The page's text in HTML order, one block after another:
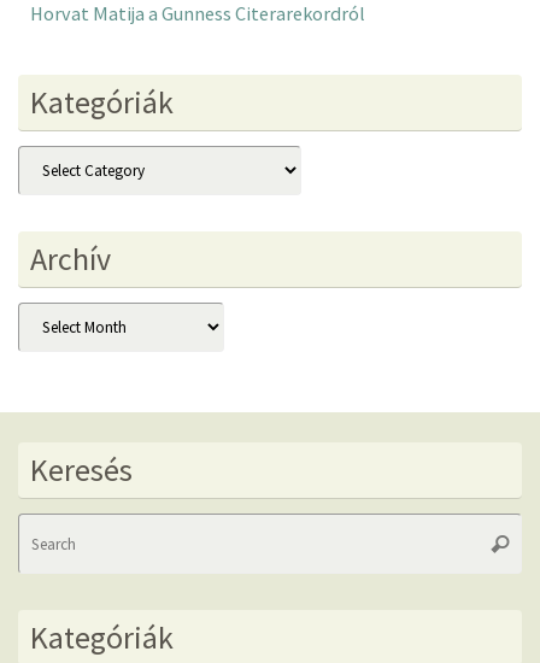
Horvat Matija a Gunness Citerarekordról
Kategóriák
Kategóriák
Archív
Archív
Keresés
Kategóriák